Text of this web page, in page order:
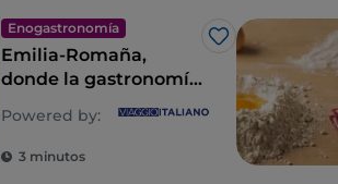
Enogastronomía
Me gusta
Emilia-Romaña,
donde la gastronomía
es un imperio de los
sentidos
Powered by:
3 minutos